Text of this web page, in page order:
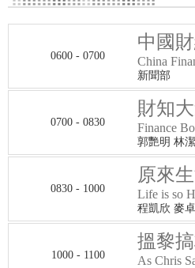
0600 - 0700
中國
China
新聞部
0700 - 0830
財知
Finance
郭艷明 林
0830 - 1000
原來
Life is so
程凱欣 麥
1000 - 1100
搵黎
As Chris